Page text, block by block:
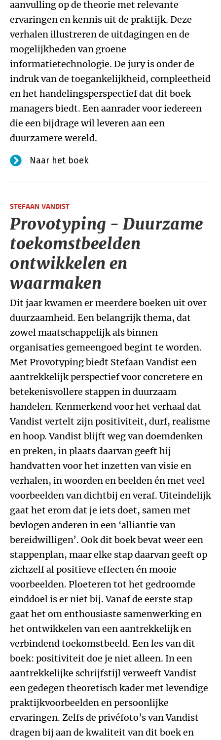
aanvulling op de theorie met relevante
ervaringen en kennis uit de praktijk. Deze
verhalen illustreren de uitdagingen en de
mogelijkheden van groene
informatietechnologie. De jury is onder de
indruk van de toegankelijkheid, compleetheid
en het handelingsperspectief dat dit boek
managers biedt. Een aanrader voor iedereen
die een bijdrage wil leveren aan een
duurzamere wereld.
Naar het boek
STEFAAN VANDIST
Provotyping - Duurzame
toekomstbeelden
ontwikkelen en
waarmaken
Dit jaar kwamen er meerdere boeken uit over
duurzaamheid. Een belangrijk thema, dat
zowel maatschappelijk als binnen
organisaties gemeengoed begint te worden.
Met Provotyping biedt Stefaan Vandist een
aantrekkelijk perspectief voor concretere en
betekenisvollere stappen in duurzaam
handelen. Kenmerkend voor het verhaal dat
Vandist vertelt zijn positiviteit, durf, realisme
en hoop. Vandist blijft weg van doemdenken
en preken, in plaats daarvan geeft hij
handvatten voor het inzetten van visie en
verhalen, in woorden en beelden én met veel
voorbeelden van dichtbij en veraf. Uiteindelijk
gaat het erom dat je iets doet, samen met
bevlogen anderen in een ‘alliantie van
bereidwilligen’. Ook dit boek bevat weer een
stappenplan, maar elke stap daarvan geeft op
zichzelf al positieve effecten én mooie
voorbeelden. Ploeteren tot het gedroomde
einddoel is er niet bij. Vanaf de eerste stap
gaat het om enthousiaste samenwerking en
het ontwikkelen van een aantrekkelijk en
verbindend toekomstbeeld. Een les van dit
boek: positiviteit doe je niet alleen. In een
aantrekkelijke schrijfstijl verweeft Vandist
een gedegen theoretisch kader met levendige
praktijkvoorbeelden en persoonlijke
ervaringen. Zelfs de privéfoto’s van Vandist
dragen bij aan de kwaliteit van dit boek en